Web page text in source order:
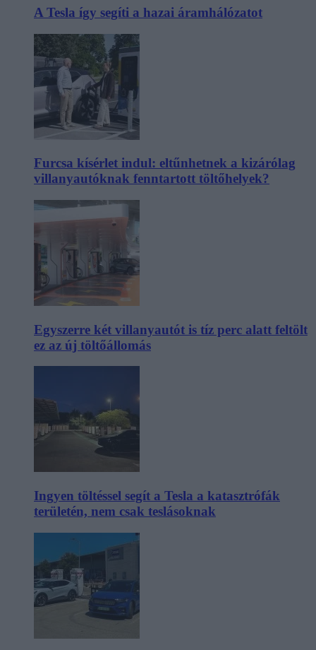
A Tesla így segíti a hazai áramhálózatot
Furcsa kísérlet indul: eltűnhetnek a kizárólag
villanyautóknak fenntartott töltőhelyek?
Egyszerre két villanyautót is tíz perc alatt feltölt
ez az új töltőállomás
Ingyen töltéssel segít a Tesla a katasztrófák
területén, nem csak teslásoknak